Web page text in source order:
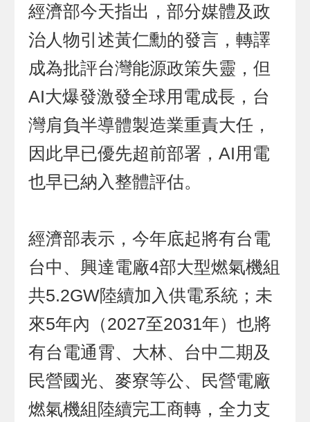
經濟部今天指出，部分媒體及政
治人物引述黃仁勳的發言，轉譯
成為批評台灣能源政策失靈，但
AI大爆發激發全球用電成長，台
灣肩負半導體製造業重責大任，
因此早已優先超前部署，AI用電
也早已納入整體評估。
經濟部表示，今年底起將有台電
台中、興達電廠4部大型燃氣機組
共5.2GW陸續加入供電系統；未
來5年內（2027至2031年）也將
有台電通霄、大林、台中二期及
民營國光、麥寮等公、民營電廠
燃氣機組陸續完工商轉，全力支